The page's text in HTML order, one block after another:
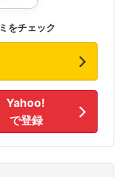
をチェック
Yahoo!
で登録